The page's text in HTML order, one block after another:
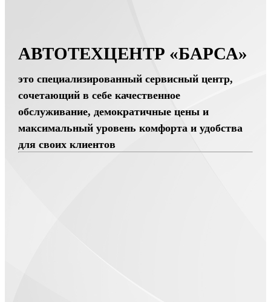
АВТОТЕХЦЕНТР «БАРСА»
это специализированный сервисный центр,
сочетающий в себе качественное
обслуживание, демократичные цены и
максимальный уровень комфорта и удобства
для своих клиентов